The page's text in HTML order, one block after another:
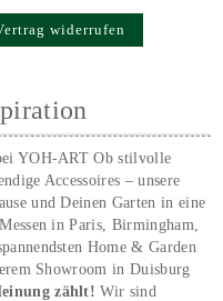
widerrufen
YOH‑ART Ob stilvolle
Accessoires – unsere
und Deinen Garten in eine
in Paris, Birmingham,
Home & Garden
Showroom in Duisburg
zählt!Wir sind